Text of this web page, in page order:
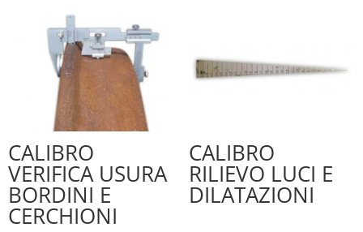
CALIBRO
VERIFICA USURA
BORDINI E
CERCHIONI
CALIBRO
RILIEVO LUCI E
DILATAZIONI